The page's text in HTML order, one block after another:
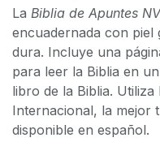
La Biblia de Apuntes
encuadernada con piel
dura. Incluye una
para leer la Biblia en
libro de la Biblia. Utiliza
Internacional, la mejor
disponible en español.